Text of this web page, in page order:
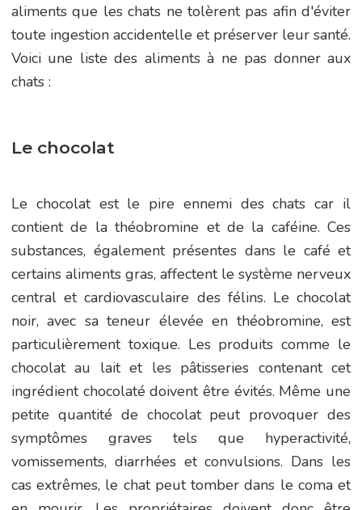
aliments que les chats ne tolèrent pas afin d'éviter
toute ingestion accidentelle et préserver leur santé.
Voici une liste des aliments à ne pas donner aux
chats :
Le chocolat
Le chocolat est le pire ennemi des chats car il
contient de la théobromine et de la caféine. Ces
substances, également présentes dans le café et
certains aliments gras, affectent le système nerveux
central et cardiovasculaire des félins. Le chocolat
noir, avec sa teneur élevée en théobromine, est
particulièrement toxique. Les produits comme le
chocolat au lait et les pâtisseries contenant cet
ingrédient chocolaté doivent être évités. Même une
petite quantité de chocolat peut provoquer des
symptômes graves tels que hyperactivité,
vomissements, diarrhées et convulsions. Dans les
cas extrêmes, le chat peut tomber dans le coma et